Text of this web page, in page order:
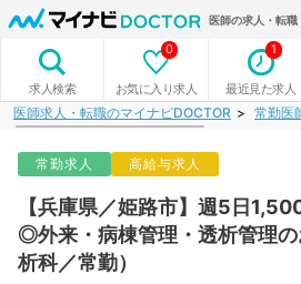
医師の求人・転
求人検索 お気に入り求人
0
最近見た求人
1
医師求人・転職のマイナビDOCTOR 常勤医
常勤求人 高給与求人
【兵庫県／姫路市】週5日
◎外来・病棟管理・透析管理
析科／常勤）